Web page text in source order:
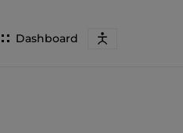
Dashboard